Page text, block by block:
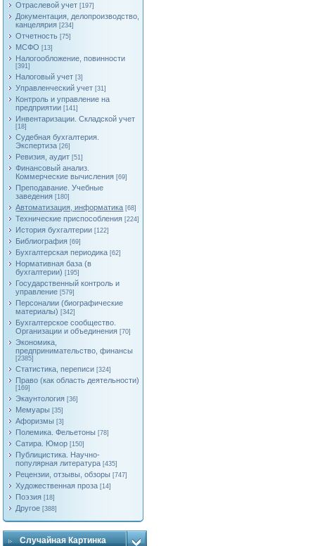
Отраслевой учет [197]
Документация, делопроизводство,
канцелярия [234]
Отчетность [75]
МСФО [13]
Налогообложение, повинности
[391]
Налоговый учет [3]
Управленческий учет [31]
Контроль и управление на
предприятии [141]
Инвентаризации. Складской учет
[18]
Судебная бухгалтерия.
Экспертиза [26]
Ревизия, аудит [51]
Финансовый анализ.
Коммерческие вычисления [69]
Преподавание. Учебные
заведения [180]
Автоматизация, информатика [68]
Технические приспособления [224]
История бухгалтерии [122]
Библиография [69]
Бухгалтерская периодика [62]
Нормативная база (в
бухгалтерии) [195]
Государственный контроль и
управление [579]
Персоналии (биографические
материалы) [342]
Бухгалтерское сообщество.
Организации и объединения [70]
Экономика,
предпринимательство, финансы
[2385]
Статистика, переписи [324]
Право (как область деятельности)
[169]
Экаунтология [36]
Мемуары [35]
Афоризмы [3]
Полемика. Фельетоны [78]
Сатира. Юмор [150]
Публицистика. Научно-
популярная литература [435]
Рецензии, отзывы, обзоры [747]
Художественная проза [14]
Поэзия [18]
Другое [388]
Случайная Картинка